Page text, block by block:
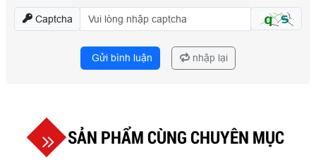
Captcha
Gửi bình luận nhập lại
SẢN PHẨM CÙNG CHUYÊN MỤC